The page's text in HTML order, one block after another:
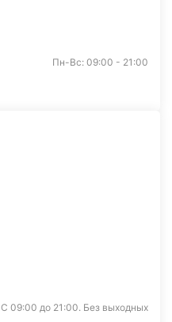
Пн-Вс: 09:00 - 21:00
С 09:00 до 21:00. Без выходных